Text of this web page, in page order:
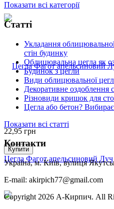
22,95 грн
Купити
Цегла Фагот апельсиновий Луч
Показати всі категорії
Статті
Укладання
стін будинку
Облицювальна цегла як
Будинок з цегли
Види облицювальної
Декоративне
Різновиди кришок для
Цегла або бетон?
Показати всі статті
Контакти
Україна, м. Київ, вулиця
E-mail: akirpich77@gmail.com
Copyright 2026 А-Кирпич. All